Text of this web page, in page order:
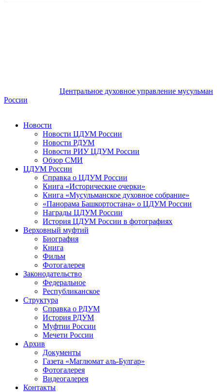
Центральное духовное управление мусульман
России
Новости
Новости ЦДУМ России
Новости РДУМ
Новости РИУ ЦДУМ России
Обзор СМИ
ЦДУМ России
Справка о ЦДУМ России
Книга «Исторические очерки»
Книга «Мусульманское духовное собрание»
«Панорама Башкортостана» о ЦДУМ России
Награды ЦДУМ России
История ЦДУМ России в фотографиях
Верховный муфтий
Биография
Книга
Фильм
Фотогалерея
Законодательство
Федеральное
Республиканское
Структура
Справка о РДУМ
История РДУМ
Муфтии России
Мечети России
Архив
Документы
Газета «Маглюмат аль-Булгар»
Фотогалерея
Видеогалерея
Контакты